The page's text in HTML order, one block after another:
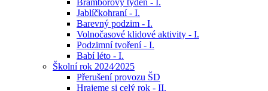
Bramborový týden - I.
Jablíčkohraní - I.
Barevný podzim - I.
Volnočasové klidové aktivity - I.
Podzimní tvoření - I.
Babí léto - I.
Školní rok 2024⁄2025
Přerušení provozu ŠD
Hrajeme si celý rok - II.